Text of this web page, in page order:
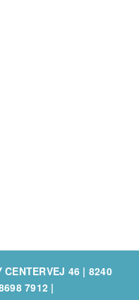
46 | 8240
7912 |